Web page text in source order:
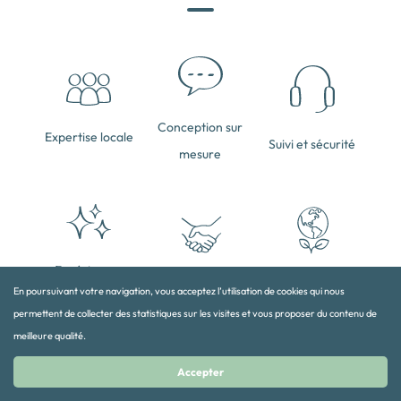
Expertise locale
Conception sur
mesure
Suivi et sécurité
Expériences
authentiques
Sans intermédiaires
Tourisme
responsable
En poursuivant votre navigation, vous acceptez l’utilisation de cookies qui nous
permettent de collecter des statistiques sur les visites et vous proposer du contenu de
meilleure qualité.
Accepter